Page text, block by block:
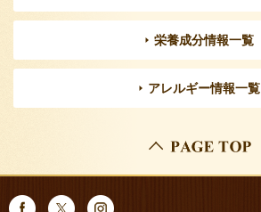
栄養成分情報一覧
アレルギー情報一覧